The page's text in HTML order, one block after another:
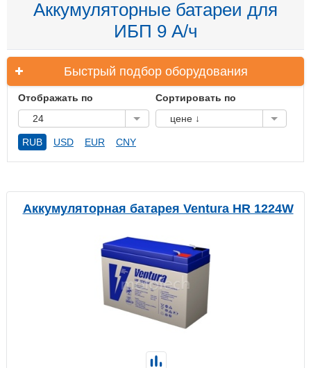
Аккумуляторные батареи для
ИБП 9 А/ч
Быстрый подбор оборудования
Отображать по
24
Сортировать по
цене ↓
RUB USD EUR CNY
Аккумуляторная батарея Ventura HR 1224W